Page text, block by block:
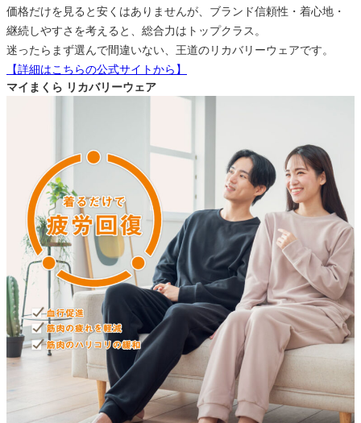
価格だけを見ると安くはありませんが、ブランド信頼性・着心地・
継続しやすさを考えると、総合力はトップクラス。
迷ったらまず選んで間違いない、王道のリカバリーウェアです。
【詳細はこちらの公式サイトから】
マイまくら リカバリーウェア